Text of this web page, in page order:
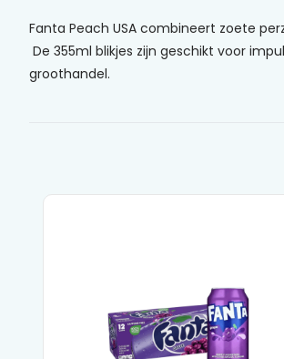
Fanta Peach USA combineert zoete
De 355ml blikjes zijn geschikt voor
groothandel.